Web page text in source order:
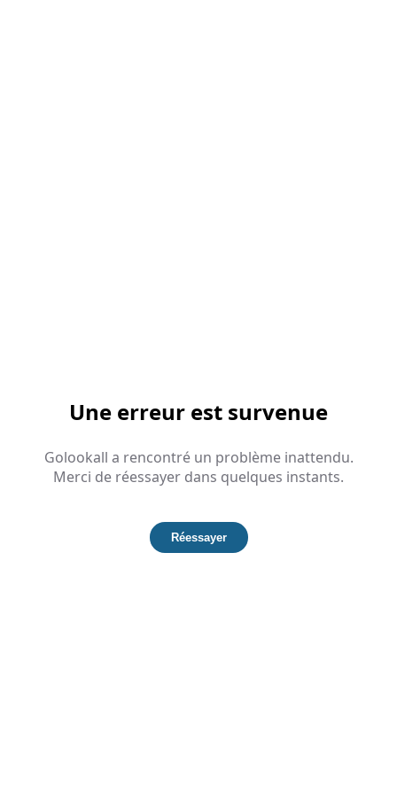
Une erreur est survenue
Golookall a rencontré un problème inattendu.
Merci de réessayer dans quelques instants.
Réessayer